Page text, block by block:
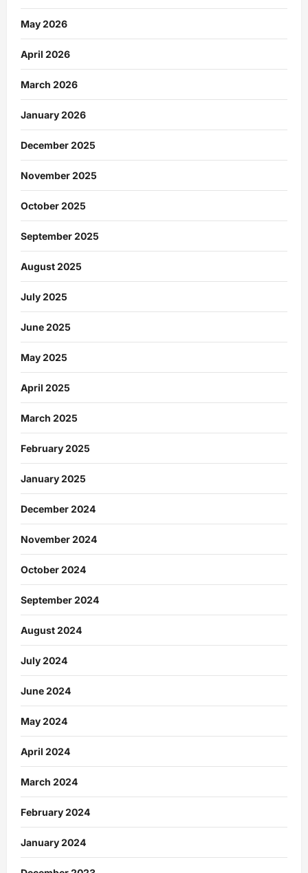
May 2026
April 2026
March 2026
January 2026
December 2025
November 2025
October 2025
September 2025
August 2025
July 2025
June 2025
May 2025
April 2025
March 2025
February 2025
January 2025
December 2024
November 2024
October 2024
September 2024
August 2024
July 2024
June 2024
May 2024
April 2024
March 2024
February 2024
January 2024